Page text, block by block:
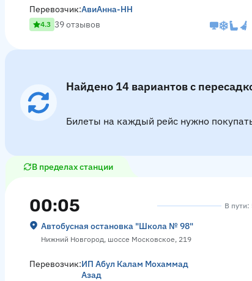
Перевозчик:АвиАнна-НН
4.3 39 отзывов
Найдено 14 вариантов с
Билеты на каждый рейс нужно
В пределах станции
00:05
Автобусная остановка "Школа № 98"
Нижний Новгород, шоссе Московское, 219
В пути:
Перевозчик:ИП Абул Калам Мохаммад
Азад